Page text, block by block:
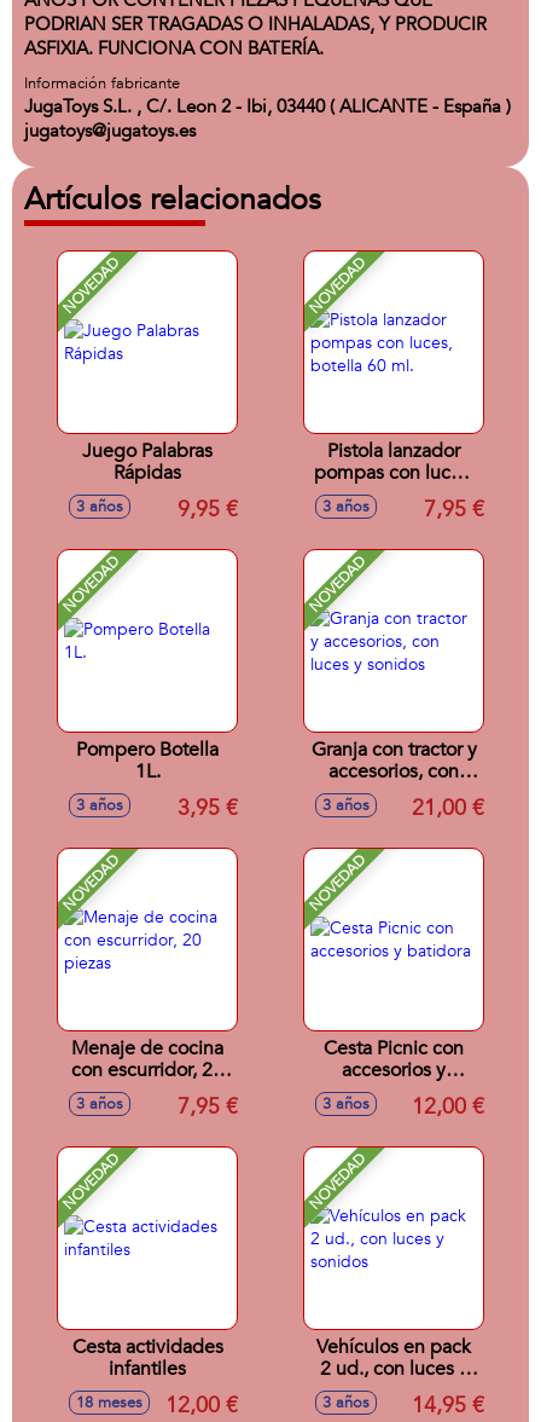
PODRIAN SER TRAGADAS O INHALADAS, Y PRODUCIR
ASFIXIA. FUNCIONA CON BATERÍA.
Información fabricante
JugaToys S.L. , C/. Leon 2 - Ibi, 03440 ( ALICANTE - España )
jugatoys@jugatoys.es
Artículos relacionados
NOVEDAD
Juego Palabras
Rápidas
3 años 9,95 €
NOVEDAD
Pistola lanzador
pompas con luces,
botella 60 ml.
3 años 7,95 €
NOVEDAD
Pompero Botella
1L.
3 años 3,95 €
NOVEDAD
Granja con tractor y
accesorios, con
luces y sonidos
3 años 21,00 €
NOVEDAD
Menaje de cocina
con escurridor, 20
piezas
3 años 7,95 €
NOVEDAD
Cesta Picnic con
accesorios y
batidora
3 años 12,00 €
NOVEDAD
Cesta actividades
infantiles
18 meses 12,00 €
NOVEDAD
Vehículos en pack
2 ud., con luces y
sonidos
3 años 14,95 €